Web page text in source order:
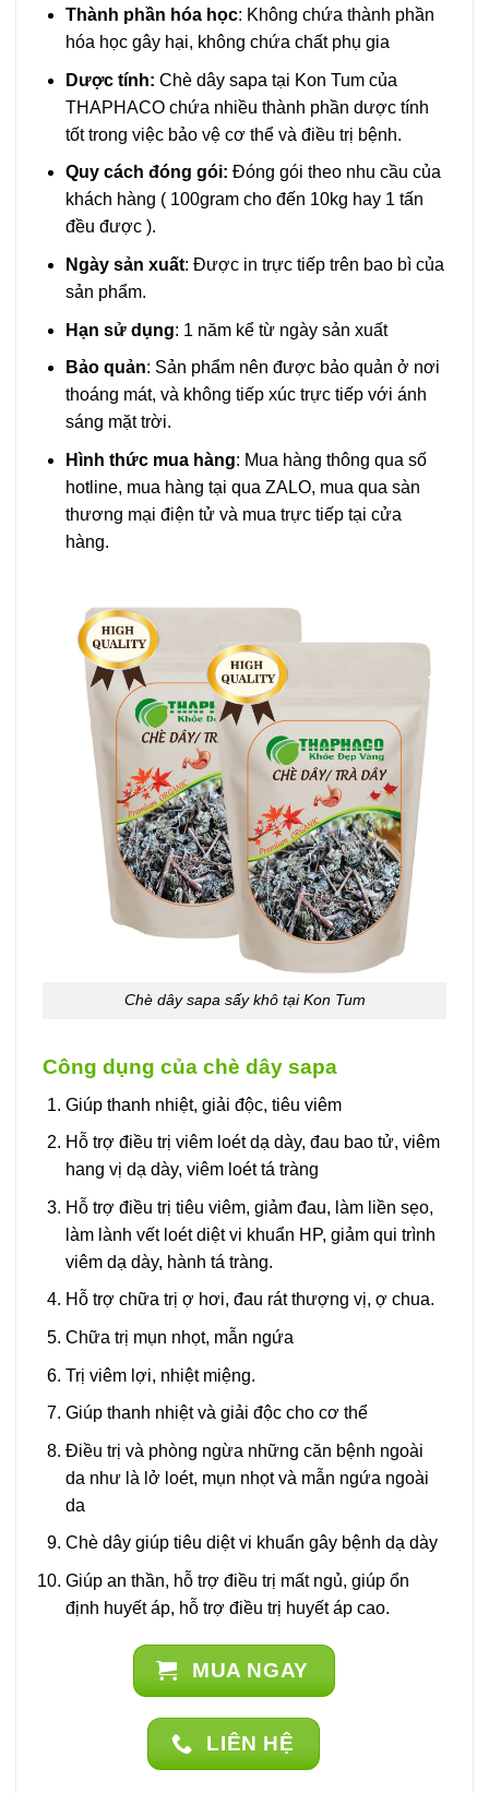
Thành phần hóa học: Không chứa thành phần
hóa học gây hại, không chứa chất phụ gia
Dược tính: Chè dây sapa tại Kon Tum của
THAPHACO chứa nhiều thành phần dược tính
tốt trong việc bảo vệ cơ thể và điều trị bệnh.
Quy cách đóng gói: Đóng gói theo nhu cầu của
khách hàng ( 100gram cho đến 10kg hay 1 tấn
đều được ).
Ngày sản xuất: Được in trực tiếp trên bao bì của
sản phẩm.
Hạn sử dụng: 1 năm kể từ ngày sản xuất
Bảo quản: Sản phẩm nên được bảo quản ở nơi
thoáng mát, và không tiếp xúc trực tiếp với ánh
sáng mặt trời.
Hình thức mua hàng: Mua hàng thông qua số
hotline, mua hàng tại qua ZALO, mua qua sàn
thương mại điện tử và mua trực tiếp tại cửa
hàng.
Chè dây sapa sấy khô tại Kon Tum
Công dụng của chè dây sapa
Giúp thanh nhiệt, giải độc, tiêu viêm
Hỗ trợ điều trị viêm loét dạ dày, đau bao tử, viêm
hang vị dạ dày, viêm loét tá tràng
Hỗ trợ điều trị tiêu viêm, giảm đau, làm liền sẹo,
làm lành vết loét diệt vi khuẩn HP, giảm qui trình
viêm dạ dày, hành tá tràng.
Hỗ trợ chữa trị ợ hơi, đau rát thượng vị, ợ chua.
Chữa trị mụn nhọt, mẫn ngứa
Trị viêm lợi, nhiệt miệng.
Giúp thanh nhiệt và giải độc cho cơ thể
Điều trị và phòng ngừa những căn bệnh ngoài
da như là lở loét, mụn nhọt và mẫn ngứa ngoài
da
Chè dây giúp tiêu diệt vi khuẩn gây bệnh dạ dày
Giúp an thần, hỗ trợ điều trị mất ngủ, giúp ổn
định huyết áp, hỗ trợ điều trị huyết áp cao.
MUA NGAY
LIÊN HỆ